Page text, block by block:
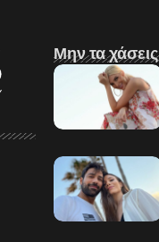
Μην τα χάσεις